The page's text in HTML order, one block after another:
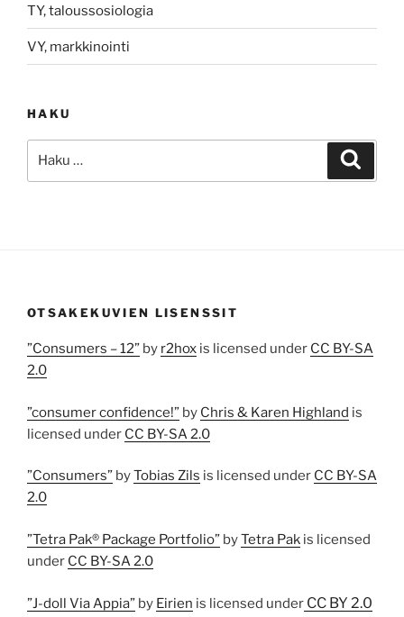
TY, taloussosiologia
VY, markkinointi
HAKU
OTSAKEKUVIEN LISENSSIT
”Consumers – 12” by r2hox is licensed under CC BY-SA
2.0
”consumer confidence!” by Chris & Karen Highland is
licensed under CC BY-SA 2.0
”Consumers” byTobias Zils is licensed under CC BY-SA
2.0
”Tetra Pak® Package Portfolio” byTetra Pak is licensed
under CC BY-SA 2.0
”J-doll Via Appia” by Eirien is licensed under CC BY 2.0